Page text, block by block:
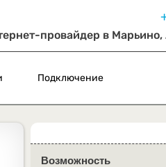
провайдер в
Подключение
Возможность